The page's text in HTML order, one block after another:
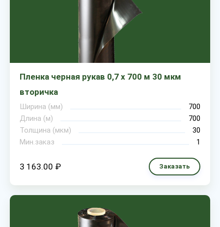
Пленка черная рукав 0,7 х 700 м 30 мкм
вторичка
Ширина (мм)
700
Длина (м)
700
Толщина (мкм)
30
Мин.заказ
1
3 163.00 ₽ Заказать